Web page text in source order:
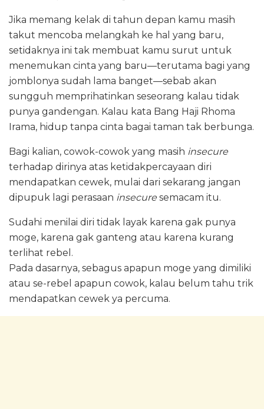
Jika memang kelak di tahun depan kamu masih
takut mencoba melangkah ke hal yang baru,
setidaknya ini tak membuat kamu surut untuk
menemukan cinta yang baru—terutama bagi yang
jomblonya sudah lama banget—sebab akan
sungguh memprihatinkan seseorang kalau tidak
punya gandengan. Kalau kata Bang Haji Rhoma
Irama, hidup tanpa cinta bagai taman tak berbunga.
Bagi kalian, cowok-cowok yang masih insecure
terhadap dirinya atas ketidakpercayaan diri
mendapatkan cewek, mulai dari sekarang jangan
dipupuk lagi perasaan insecure semacam itu.
Sudahi menilai diri tidak layak karena gak punya
moge, karena gak ganteng atau karena kurang
terlihat rebel.
Pada dasarnya, sebagus apapun moge yang dimiliki
atau se-rebel apapun cowok, kalau belum tahu trik
mendapatkan cewek ya percuma.